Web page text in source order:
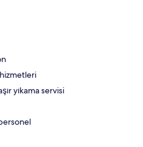
yıkama servisi